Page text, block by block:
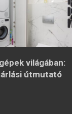
világában:
útmutató